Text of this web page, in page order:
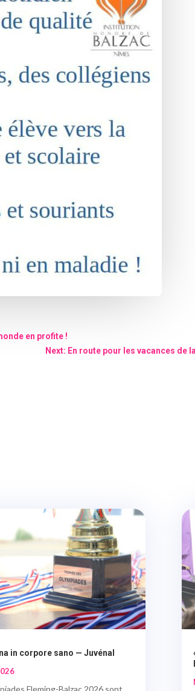
en profite !
Next: En route pour les vacances de
in corpore sano — Juvénal